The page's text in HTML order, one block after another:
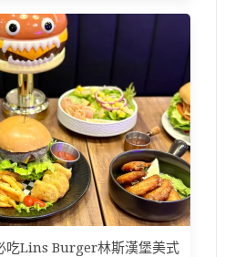
吃Lins Burger林斯漢堡美式